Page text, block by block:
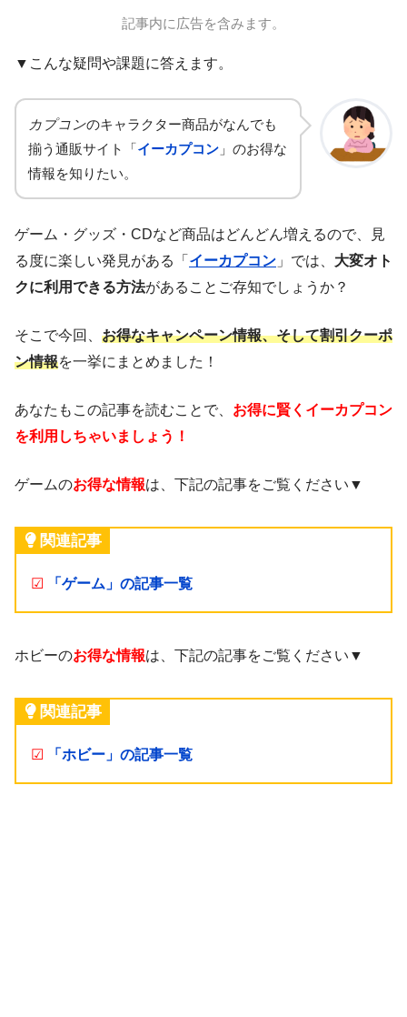
記事内に広告を含みます。
▼こんな疑問や課題に答えます。
カプコンのキャラクター商品がなんでも
揃う通販サイト「イーカプコン 」のお得な
情報を知りたい。
ゲーム・グッズ・CDなど商品はどんどん増えるので、見
る度に楽しい発見がある「 イーカプコン 」では、 大変オト
クに利用できる方法があることご存知でしょうか？
そこで今回、 お得なキャンペーン情報、そして割引クーポ
ン情報を一挙にまとめました！
あなたもこの記事を読むことで、 お得に賢くイーカプコン
を利用しちゃいましょう！
ゲームのお得な情報は、下記の記事をご覧ください▼
関連記事
☑ 「ゲーム」の記事一覧
ホビーのお得な情報は、下記の記事をご覧ください▼
関連記事
☑ 「ホビー」の記事一覧